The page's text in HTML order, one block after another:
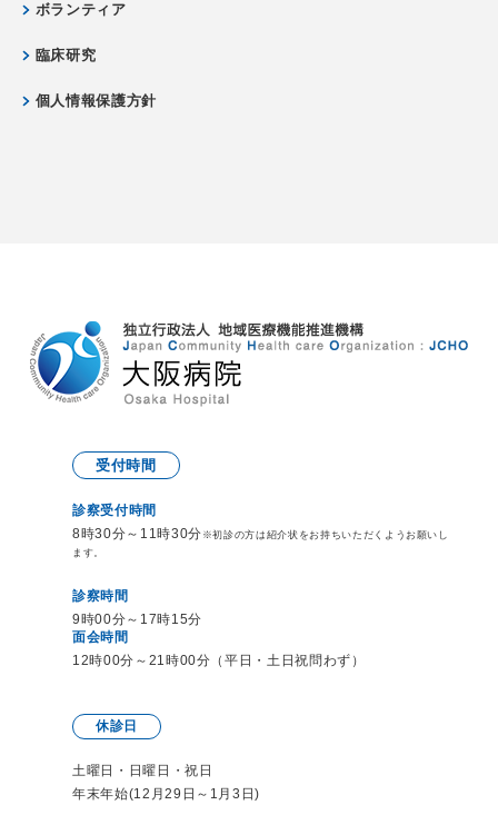
ボランティア
臨床研究
個人情報保護方針
受付時間
診察受付時間
8時30分～11時30分 ※初診の方は紹介状をお持ちいただくようお願いし
ます。
診察時間
9時00分～17時15分
面会時間
12時00分～21時00分（平日・土日祝問わず）
休診日
土曜日・日曜日・祝日
年末年始(12月29日～1月3日)